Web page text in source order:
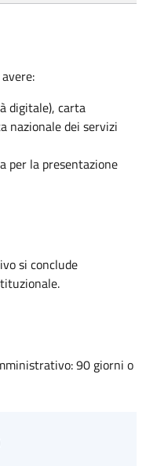
digitale), carta
nazionale dei servizi
per la presentazione
si conclude
90 giorni o